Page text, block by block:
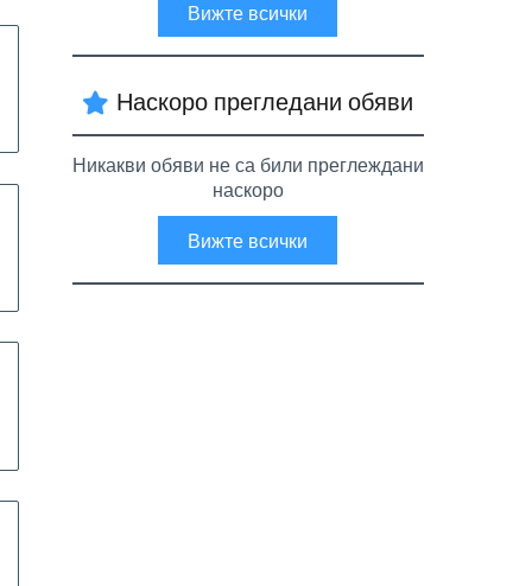
Вижте всички
Наскоро прегледани обяви
Никакви обяви не са били преглеждани
наскоро
Вижте всички